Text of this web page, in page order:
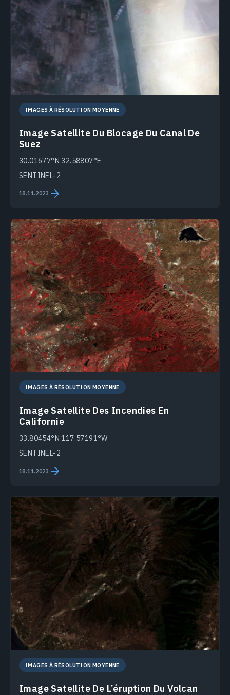
IMAGES À RÉSOLUTION MOYENNE
Image Satellite Du Blocage Du Canal De
Suez
30.01677°N 32.58807°E
SENTINEL-2
18.11.2023
IMAGES À RÉSOLUTION MOYENNE
Image Satellite Des Incendies En
Californie
33.80454°N 117.57191°W
SENTINEL-2
18.11.2023
IMAGES À RÉSOLUTION MOYENNE
Image Satellite De L’éruption Du Volcan